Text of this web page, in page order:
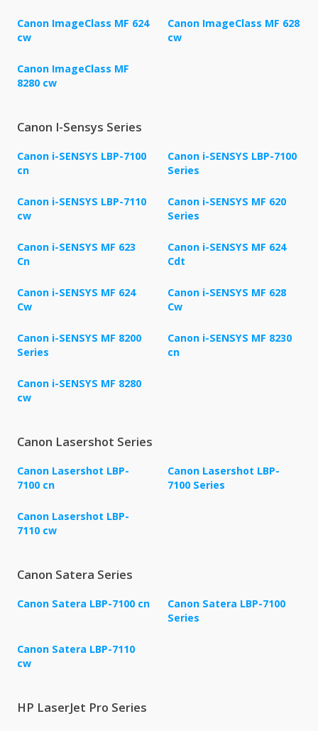
Canon ImageClass MF 624
cw
Canon ImageClass MF 628
cw
Canon ImageClass MF
8280 cw
Canon I-Sensys Series
Canon i-SENSYS LBP-7100
cn
Canon i-SENSYS LBP-7100
Series
Canon i-SENSYS LBP-7110
cw
Canon i-SENSYS MF 620
Series
Canon i-SENSYS MF 623
Cn
Canon i-SENSYS MF 624
Cdt
Canon i-SENSYS MF 624
Cw
Canon i-SENSYS MF 628
Cw
Canon i-SENSYS MF 8200
Series
Canon i-SENSYS MF 8230
cn
Canon i-SENSYS MF 8280
cw
Canon Lasershot Series
Canon Lasershot LBP-
7100 cn
Canon Lasershot LBP-
7100 Series
Canon Lasershot LBP-
7110 cw
Canon Satera Series
Canon Satera LBP-7100 cn
Canon Satera LBP-7100
Series
Canon Satera LBP-7110
cw
HP LaserJet Pro Series